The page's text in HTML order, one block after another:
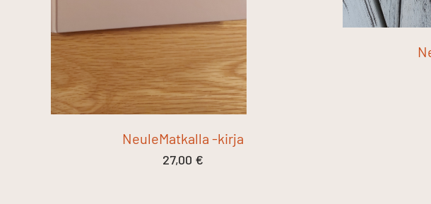
NeuleMatkalla -kirja
27,00 €